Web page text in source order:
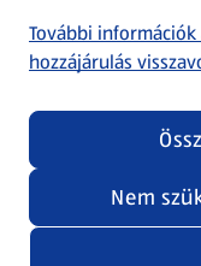
Töltsd le az ALDI
Adatvédelem és
Cookie beállítások
Adatvédelem /
További
hozzájárulás
Nem